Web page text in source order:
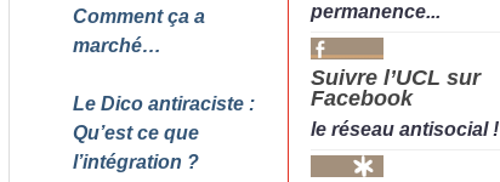
Comment ça a
marché…
Le Dico antiraciste :
Qu’est ce que
l’intégration ?
permanence...
Suivre l’UCL sur
Facebook
le réseau antisocial !